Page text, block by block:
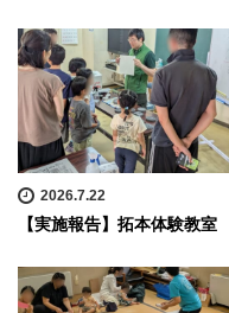
2026.7.22
【実施報告】拓本体験教室